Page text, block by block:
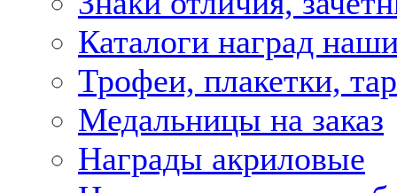
Каталоги наград
Трофеи, плакетки,
Медальницы на заказ
Награды акриловые